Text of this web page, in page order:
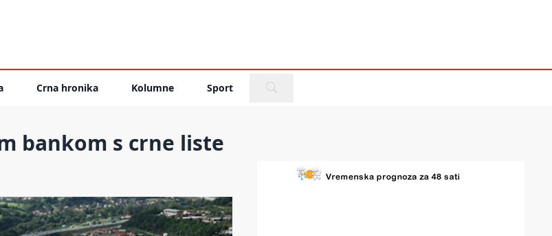
Crna hronika Kolumne Sport
bankom s crne liste